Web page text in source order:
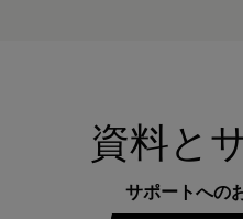
資料と
サポートへの